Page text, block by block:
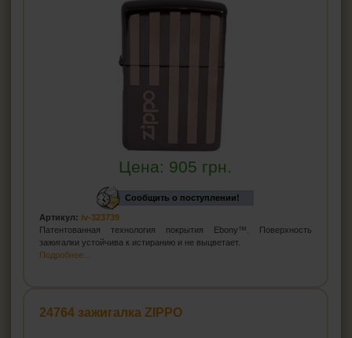
Цена: 905 грн.
Сообщить о поступлении!
Артикул: iv-323739
Патентованная технология покрытия Ebony™. Поверхность
зажигалки устойчива к истиранию и не выцветает.
Подробнее...
24764 зажигалка ZIPPO
Кремень для зажигалки